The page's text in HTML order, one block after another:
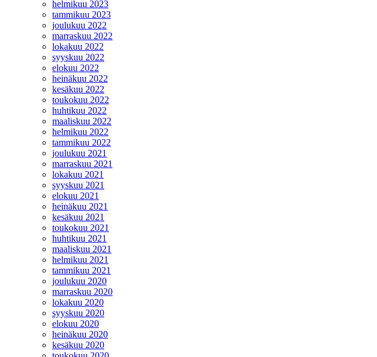
helmikuu 2023
tammikuu 2023
joulukuu 2022
marraskuu 2022
lokakuu 2022
syyskuu 2022
elokuu 2022
heinäkuu 2022
kesäkuu 2022
toukokuu 2022
huhtikuu 2022
maaliskuu 2022
helmikuu 2022
tammikuu 2022
joulukuu 2021
marraskuu 2021
lokakuu 2021
syyskuu 2021
elokuu 2021
heinäkuu 2021
kesäkuu 2021
toukokuu 2021
huhtikuu 2021
maaliskuu 2021
helmikuu 2021
tammikuu 2021
joulukuu 2020
marraskuu 2020
lokakuu 2020
syyskuu 2020
elokuu 2020
heinäkuu 2020
kesäkuu 2020